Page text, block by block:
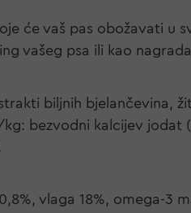
će vaš pas obožavati u
vašeg psa ili kao
biljnih bjelančevina,
bezvodni kalcijev
vlaga 18%, omega-3